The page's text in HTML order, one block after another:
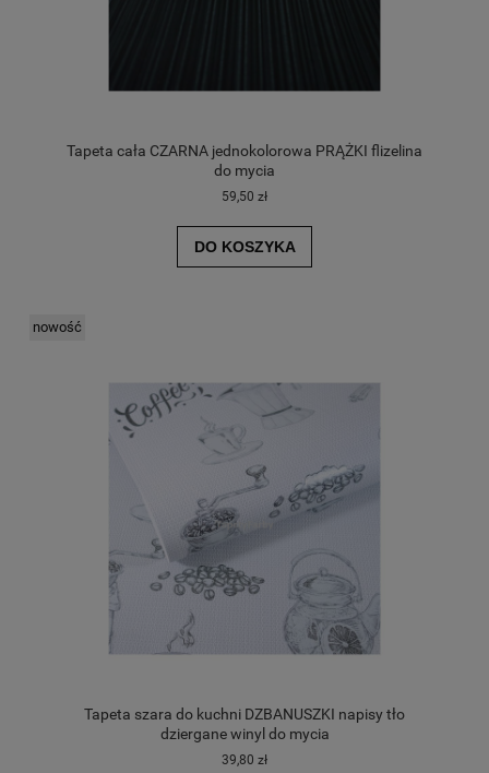
Tapeta cała CZARNA jednokolorowa PRĄŻKI flizelina
do mycia
59,50 zł
DO KOSZYKA
Tapeta szara do kuchni DZBANUSZKI napisy tło
dziergane winyl do mycia
39,80 zł
nowość